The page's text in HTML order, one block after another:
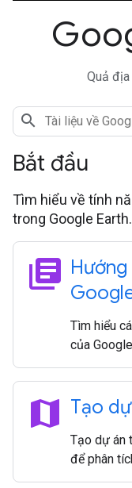
Quả
Bắt đầu
Tìm hiểu về tính
trong Google Earth.
library_books
Tìm hiểu
của
map Tạo
Tạo dự án
để phân